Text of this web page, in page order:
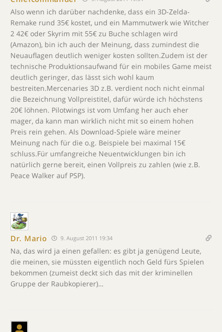
Also wenn ich darüber nachdenke, dass ein 3D-Zelda-
Remake rund 35€ kostet, und ein Mammutwerk wie Witcher
2 42€ oder Skyrim mit 55€ zu Buche schlagen wird
(Amazon), bin ich auch der Meinung, dass zumindest die
Neuauflagen deutlich weniger kosten sollten.Zudem ist der
technische Produktionsaufwand für ein mobiles Game meist
deutlich geringer, das lässt sich wohl kaum
bestreiten.Mercenaries 3D z.B. verdient noch nicht einmal
die Bezeichnung Vollpreistitel, dafür würde ich höchstens
20€ löhnen. Pilotwings ist vom Umfang her auch eher
mager, da kann man wirklich nicht mit so einem hohen
Preis rein gehen. Als Download-Spiele wäre meiner
Meinung nach für die o.g. Beispiele bei maximal 15€
schluss.Für umfangreiche Neuentwicklungen bin ich
natürlich gerne bereit, einen Vollpreis zu zahlen (wie z.B.
Peace Walker auf PSP).
Dr. Mario 9. August 2011 19:34
Na, das wird ja einen gefallen: es gibt ja genügend Leute,
die meinen, sie müssten eigentlich noch Geld fürs Spielen
bekommen (zumeist deckt sich das mit der kriminellen
Gruppe der Raubkopierer)…